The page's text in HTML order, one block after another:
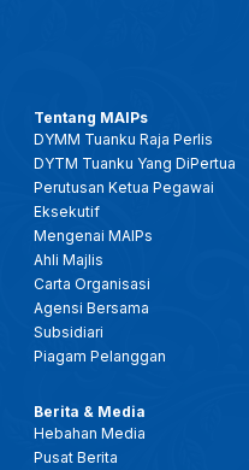
Tentang MAIPs
DYMM Tuanku Raja Perlis
DYTM Tuanku Yang DiPertua
Perutusan Ketua Pegawai
Eksekutif
Mengenai MAIPs
Ahli Majlis
Carta Organisasi
Agensi Bersama
Subsidiari
Piagam Pelanggan
Berita & Media
Hebahan Media
Pusat Berita